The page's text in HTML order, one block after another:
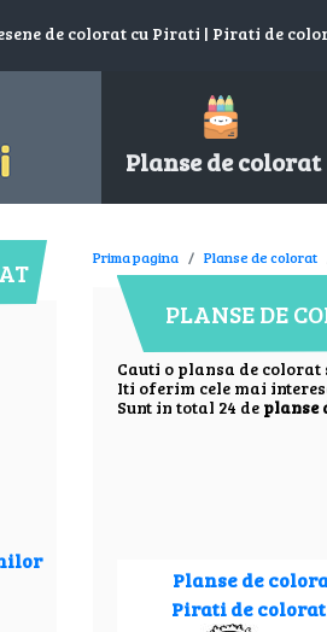
de colorat cu Pirati | Pirati de
Planse de colorat
Prima pagina Planse de colorat
PLANSE DE
Cauti o plansa de colorat
Iti oferim cele mai
Sunt in total 24 de planse
Planse de
Pirati de colorat